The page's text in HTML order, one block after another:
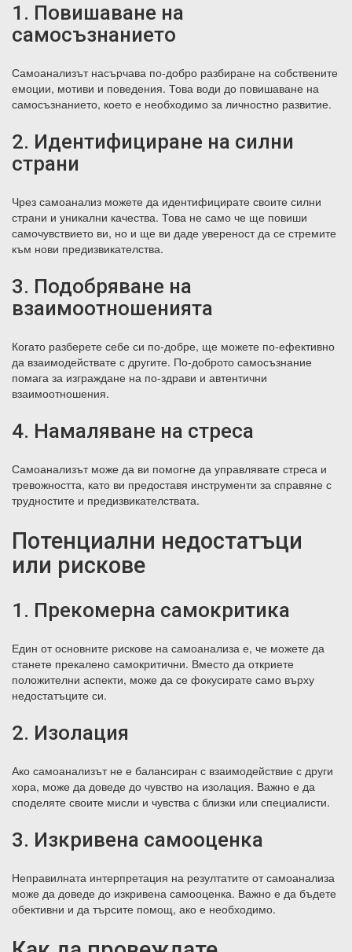
1. Повишаване на
самосъзнанието
Самоанализът насърчава по-добро разбиране на собствените
емоции, мотиви и поведения. Това води до повишаване на
самосъзнанието, което е необходимо за личностно развитие.
2. Идентифициране на силни
страни
Чрез самоанализ можете да идентифицирате своите силни
страни и уникални качества. Това не само че ще повиши
самочувствието ви, но и ще ви даде увереност да се стремите
към нови предизвикателства.
3. Подобряване на
взаимоотношенията
Когато разберете себе си по-добре, ще можете по-ефективно
да взаимодействате с другите. По-доброто самосъзнание
помага за изграждане на по-здрави и автентични
взаимоотношения.
4. Намаляване на стреса
Самоанализът може да ви помогне да управлявате стреса и
тревожността, като ви предоставя инструменти за справяне с
трудностите и предизвикателствата.
Потенциални недостатъци
или рискове
1. Прекомерна самокритика
Един от основните рискове на самоанализа е, че можете да
станете прекалено самокритични. Вместо да откриете
положителни аспекти, може да се фокусирате само върху
недостатъците си.
2. Изолация
Ако самоанализът не е балансиран с взаимодействие с други
хора, може да доведе до чувство на изолация. Важно е да
споделяте своите мисли и чувства с близки или специалисти.
3. Изкривена самооценка
Неправилната интерпретация на резултатите от самоанализа
може да доведе до изкривена самооценка. Важно е да бъдете
обективни и да търсите помощ, ако е необходимо.